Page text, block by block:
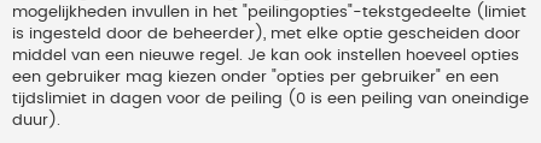
mogelijkheden invullen in het "peilingopties"-tekstgedeelte (limiet
is ingesteld door de beheerder), met elke optie gescheiden door
middel van een nieuwe regel. Je kan ook instellen hoeveel opties
een gebruiker mag kiezen onder "opties per gebruiker" en een
tijdslimiet in dagen voor de peiling (0 is een peiling van oneindige
duur).